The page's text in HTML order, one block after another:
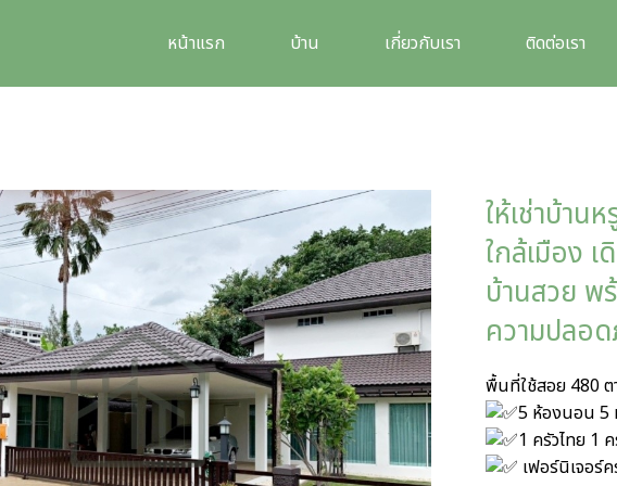
หน้าแรก บ้าน เกี่ยวกับเรา ติดต่อเรา
ให้เช่าบ้าน
ใกล้เมือง
บ้านสวย พ
ความปลอ
พื้นที่ใช้สอย 480 ต
5 ห้องนอน 5
1 ครัวไทย 1
เฟอร์นิเจอร์